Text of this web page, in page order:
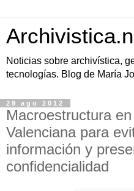
Noticias sobre archivística,
tecnologías. Blog de María
29 ago 2012
Macroestructura
Valenciana para
información y
confidencialidad